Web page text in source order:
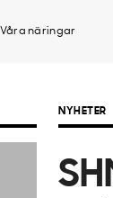
Våra näringar
NYHETER